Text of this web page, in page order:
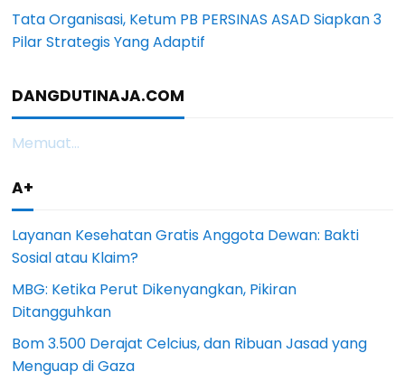
Tata Organisasi, Ketum PB PERSINAS ASAD Siapkan 3
Pilar Strategis Yang Adaptif
DANGDUTINAJA.COM
Memuat...
A+
Layanan Kesehatan Gratis Anggota Dewan: Bakti
Sosial atau Klaim?
MBG: Ketika Perut Dikenyangkan, Pikiran
Ditangguhkan
Bom 3.500 Derajat Celcius, dan Ribuan Jasad yang
Menguap di Gaza